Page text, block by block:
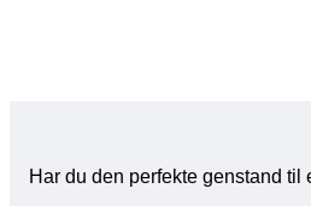
Har du den perfekte genstand til